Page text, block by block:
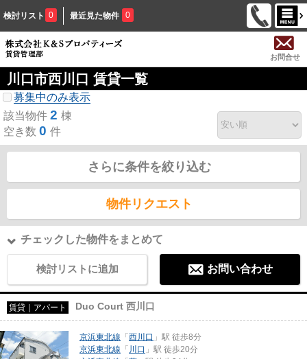
検討リスト 0 最近見た物件 0
お問合せ
川口市西川口 賃貸一覧
募集中のみ表示
該当物件 2 棟
空き数 0 件
さらに条件を絞り込む
物件リクエスト
チェックした物件をまとめて
検討リストに追加 お問い合わせ
賃貸｜アパート Duo Court 西川口
京浜東北線 「 西川口 」駅 徒歩8分
京浜東北線 「 川口 」駅 徒歩20分